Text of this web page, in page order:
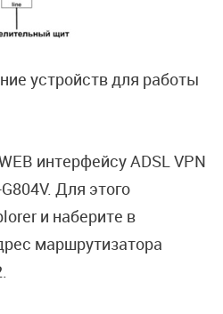
устройств для работы
интерфейсу ADSL VPN
Для этого
и наберите в
маршрутизатора